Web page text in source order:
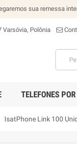
sua remessa
Polônia
TELEFONES
IsatPhone Link 100